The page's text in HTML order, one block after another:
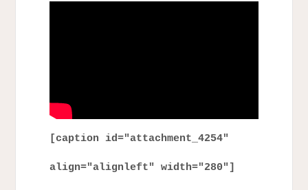
[caption id="attachment_4254"
align="alignleft" width="280"]